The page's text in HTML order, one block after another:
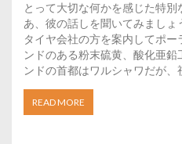
とって大切な何かを感じた特
あ、彼の話しを聞いてみまし
タイヤ会社の方を案内してポ
ンドのある粉末硫黄、酸化亜
ンドの首都はワルシャワだが、
READ MORE